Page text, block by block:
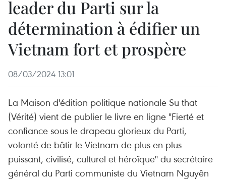
leader du Parti sur la
détermination à édifier un
Vietnam fort et prospère
08/03/2024 13:01
La Maison d'édition politique nationale Su that
(Vérité) vient de publier le livre en ligne "Fierté et
confiance sous le drapeau glorieux du Parti,
volonté de bâtir le Vietnam de plus en plus
puissant, civilisé, culturel et héroïque" du secrétaire
général du Parti communiste du Vietnam Nguyên